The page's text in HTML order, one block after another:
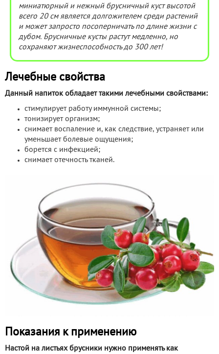
миниатюрный и нежный брусничный куст высотой
всего 20 см является долгожителем среди растений
и может запросто посоперничать по длине жизни с
дубом. Брусничные кусты растут медленно, но
сохраняют жизнеспособность до 300 лет!
Лечебные свойства
Данный напиток обладает такими лечебными свойствами:
стимулирует работу иммунной системы;
тонизирует организм;
снимает воспаление и, как следствие, устраняет или
уменьшает болевые ощущения;
борется с инфекцией;
снимает отечность тканей.
Показания к применению
Настой на листьях брусники нужно применять как